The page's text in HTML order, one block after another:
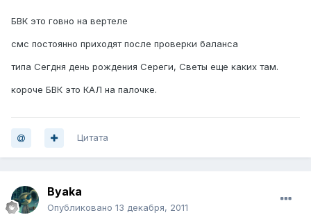
БВК это говно на вертеле
смс постоянно приходят после проверки баланса
типа Сегдня день рождения Сереги, Светы еще каких там.
короче БВК это КАЛ на палочке.
Цитата
Byaka
Опубликовано 13 декабря, 2011